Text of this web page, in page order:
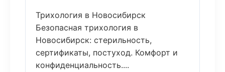
Трихология в Новосибирск
Безопасная трихология в
Новосибирск: стерильность,
сертификаты, постуход. Комфорт и
конфиденциальность....